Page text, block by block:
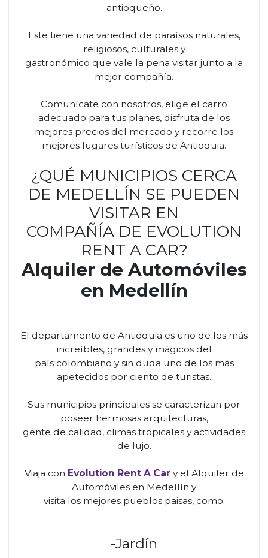
antioqueño.
Este tiene una variedad de paraísos naturales,
religiosos, culturales y
gastronómico que vale la pena visitar junto a la
mejor compañía.
Comunícate con nosotros, elige el carro
adecuado para tus planes, disfruta de los
mejores precios del mercado y recorre los
mejores lugares turísticos de Antioquia.
¿QUÉ MUNICIPIOS CERCA
DE MEDELLÍN SE PUEDEN
VISITAR EN
COMPAÑÍA DE EVOLUTION
RENT A CAR?
Alquiler de Automóviles
en Medellín
El departamento de Antioquia es uno de los más
increíbles, grandes y mágicos del
país colombiano y sin duda uno de los más
apetecidos por ciento de turistas.
Sus municipios principales se caracterizan por
poseer hermosas arquitecturas,
gente de calidad, climas tropicales y actividades
de lujo.
Viaja con Evolution Rent A Car y el Alquiler de
Automóviles en Medellín y
visita los mejores pueblos paisas, como:
-Jardín